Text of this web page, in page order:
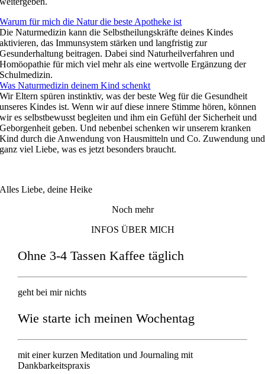
Warum für mich die Natur die beste Apotheke ist
Die Naturmedizin kann die Selbstheilungskräfte deines Kindes
aktivieren, das Immunsystem stärken und langfristig zur
Gesunderhaltung beitragen. Dabei sind Naturheilverfahren und
Homöopathie für mich viel mehr als eine wertvolle Ergänzung der
Schulmedizin.
Was Naturmedizin deinem Kind schenkt
Wir Eltern spüren instinktiv, was der beste Weg für die Gesundheit
unseres Kindes ist. Wenn wir auf diese innere Stimme hören, können
wir es selbstbewusst begleiten und ihm ein Gefühl der Sicherheit und
Geborgenheit geben. Und nebenbei schenken wir unserem kranken
Kind durch die Anwendung von Hausmitteln und Co. Zuwendung und
ganz viel Liebe, was es jetzt besonders braucht.
Alles Liebe, deine Heike
Noch mehr
INFOS ÜBER MICH
Ohne 3-4 Tassen Kaffee täglich
geht bei mir nichts
Wie starte ich meinen Wochentag
mit einer kurzen Meditation und Journaling mit
Dankbarkeitspraxis